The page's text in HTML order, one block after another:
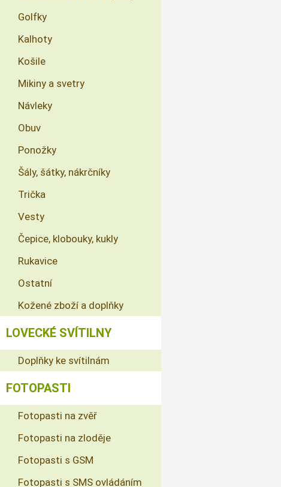
Golfky
Kalhoty
Košile
Mikiny a svetry
Návleky
Obuv
Ponožky
Šály, šátky, nákrčníky
Trička
Vesty
Čepice, klobouky, kukly
Rukavice
Ostatní
Kožené zboží a doplňky
LOVECKÉ SVÍTILNY
Doplňky ke svítilnám
FOTOPASTI
Fotopasti na zvěř
Fotopasti na zloděje
Fotopasti s GSM
Fotopasti s SMS ovládáním